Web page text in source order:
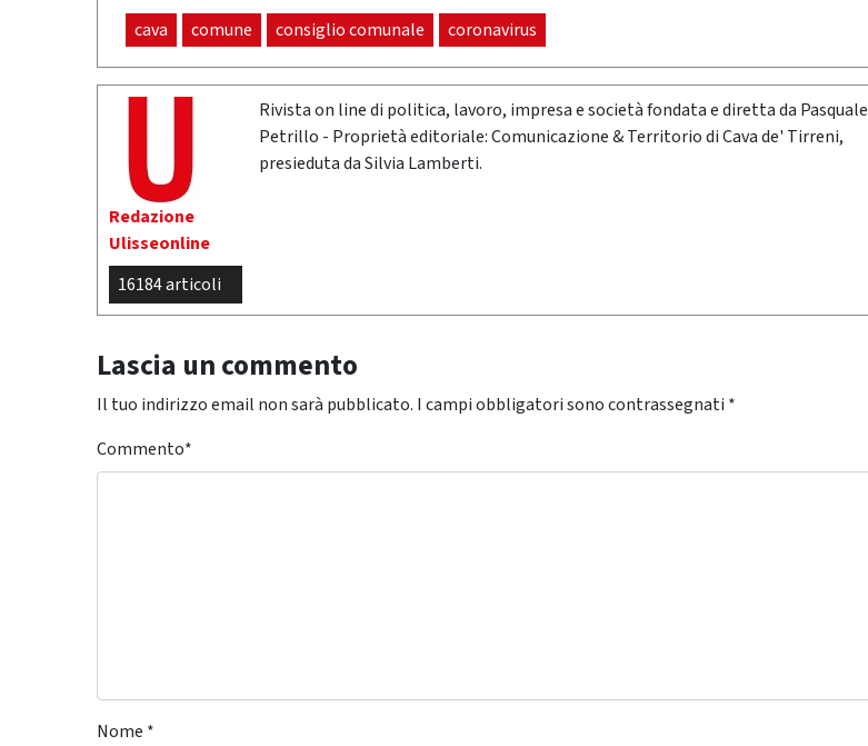
cava comune consiglio comunale coronavirus
Redazione
Ulisseonline
16184 articoli
Rivista on line di politica, lavoro, impresa e società fondata e diretta da Pasquale
Petrillo - Proprietà editoriale: Comunicazione & Territorio di Cava de' Tirreni,
presieduta da Silvia Lamberti.
Lascia un commento
Il tuo indirizzo email non sarà pubblicato. I campi obbligatori sono contrassegnati *
Commento*
Nome *